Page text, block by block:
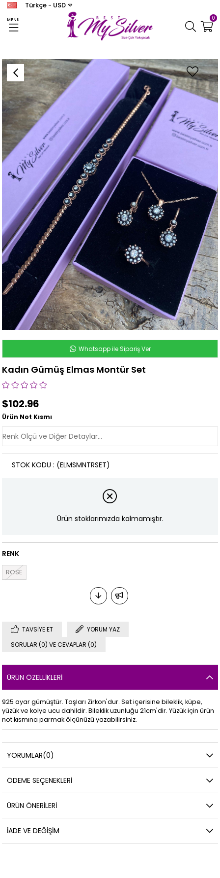
MENU
Türkçe - USD
0
Kadın Gümüş Elmas Montür Set
Whatsapp ile Sipariş Ver
Kadın Gümüş Elmas Montür Set
$102.96
Ürün Not Kısmı
(ELMSMNTRSET)
STOK KODU
Ürün stoklarımızda kalmamıştır.
RENK
ROSE
TAVSIYE ET
YORUM YAZ
SORULAR (0) VE CEVAPLAR (0)
ÜRÜN ÖZELLIKLERI
925 ayar gümüştür. Taşları Zirkon'dur. Set içerisine bileklik, küpe,
yüzük ve kolye ucu dahildir. Bileklik uzunluğu 21cm'dir. Yüzük için ürün
not kısmına parmak ölçünüzü yazabilirsiniz.
YORUMLAR(0)
ÖDEME SEÇENEKLERI
ÜRÜN ÖNERILERI
İADE VE DEĞIŞIM